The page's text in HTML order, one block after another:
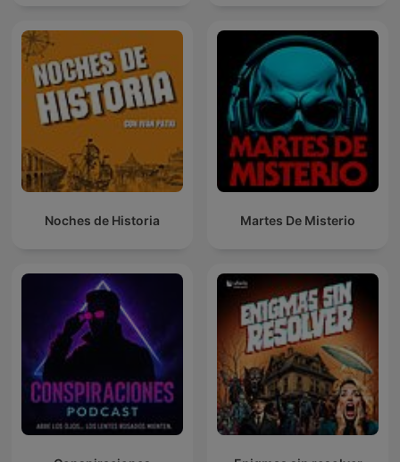
Noches de Historia Martes De Misterio